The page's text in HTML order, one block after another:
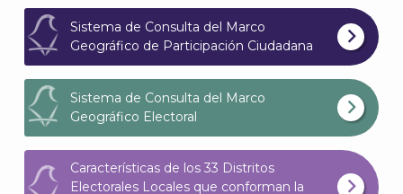
Sistema de Consulta del Marco
Geográfico de Participación Ciudadana
Sistema de Consulta del Marco
Geográfico Electoral
Características de los 33 Distritos
Electorales Locales que conforman la